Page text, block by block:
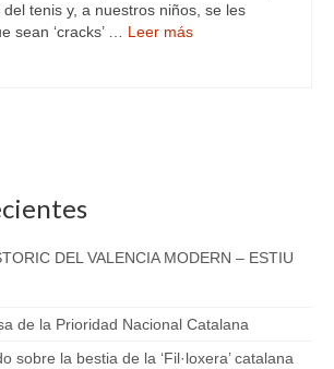
tenis y, a nuestros niños, se les
sean ‘cracks’ … Leer más
DEL VALENCIA MODERN – ESTIU
de la Prioridad Nacional Catalana
sobre la bestia de la ‘Fil·loxera’ catalana